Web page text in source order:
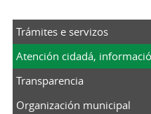
Trámites e servizos
Atención cidadá,
Transparencia
Organización municipal